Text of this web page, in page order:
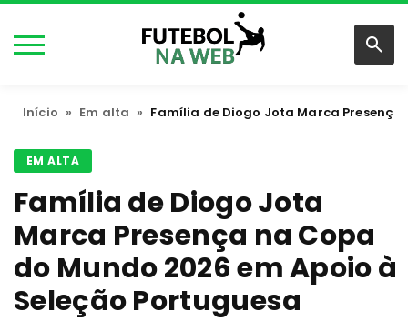
Início » Em alta » Família de Diogo Jota Marca
EM ALTA
Família de Diogo Jota
Marca Presença na Copa
do Mundo 2026 em Apoio à
Seleção Portuguesa